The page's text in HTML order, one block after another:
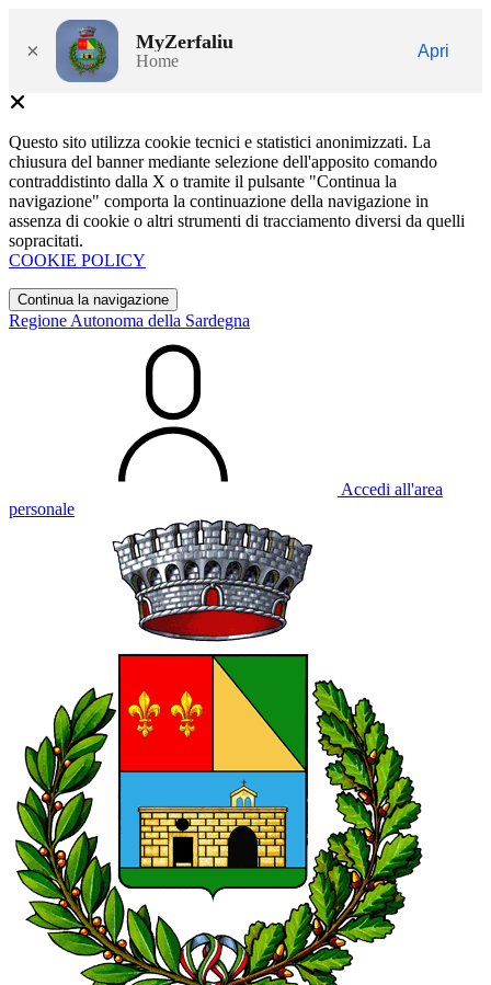
× MyZerfaliu
Home
Apri
Questo sito utilizza cookie tecnici e statistici anonimizzati. La
chiusura del banner mediante selezione dell'apposito comando
contraddistinto dalla X o tramite il pulsante "Continua la
navigazione" comporta la continuazione della navigazione in
assenza di cookie o altri strumenti di tracciamento diversi da quelli
sopracitati.
COOKIE POLICY
Continua la navigazione
Regione Autonoma della Sardegna
Accedi all'area
personale